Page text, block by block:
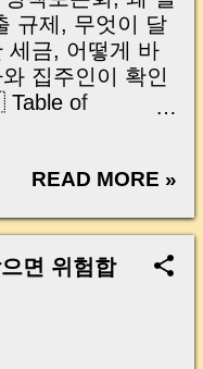
산 뒤 기존 집을
는 이유로 비과
도 있습니다. 최
부동산 세제 개
2주택자의 기존
주택 특례, 1주
공제까지 실거
미치는 내용이
내린다”의 문제
사고, 언제 팔
어질 수 있어 계
규제, 무엇이 달
세금, 어떻게 바
집주인이 확인
of
Could
Taxes
Buyers and
Check ```
산 정책 방향을
책토론회를 잇
READ MORE »
면 위험합